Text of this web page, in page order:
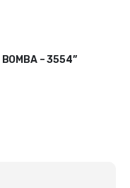
BOMBA – 3554”